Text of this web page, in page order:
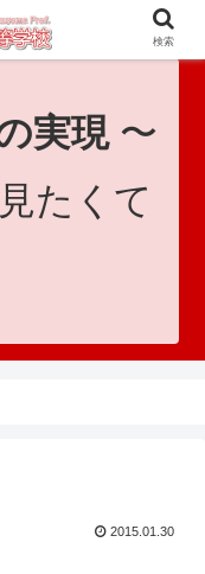
Commercial High School
実現〜
たくて
2015.01.30
検索